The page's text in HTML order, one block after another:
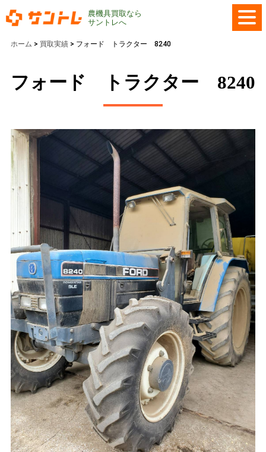
農機具買取なら
サントレへ
ホーム > 買取実績> フォード トラクター 8240
フォード トラクター 8240